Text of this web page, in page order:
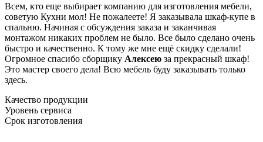
Всем, кто еще выбирает компанию для изготовления мебели,
советую Кухни мол! Не пожалеете! Я заказывала шкаф-купе в
спальню. Начиная с обсуждения заказа и заканчивая
монтажом никаких проблем не было. Все было сделано очень
быстро и качественно. К тому же мне ещё скидку сделали!
Огромное спасибо сборщику Алексею за прекрасный шкаф!
Это мастер своего дела! Всю мебель буду заказывать только
здесь.
Качество продукции
Уровень сервиса
Срок изготовления